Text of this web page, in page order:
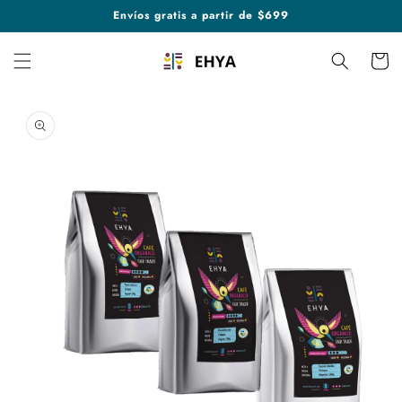
al contenido
Envíos gratis a partir de $699
Carrito
directamente
a la
información